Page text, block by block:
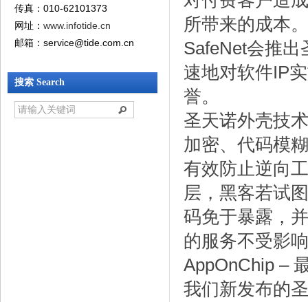
传真：010-62101373
网址： www.infotide.cn
邮箱：service@tide.com.cn‍
搜索 Search
所带来的成本
SafeNet会推
速地对软件IP
誉。
圣天诺外壳技
加密、代码模
有效防止逆向
层，黑客若试
码免于暴露，
的服务不受影
AppOnChip –
我们新发布的